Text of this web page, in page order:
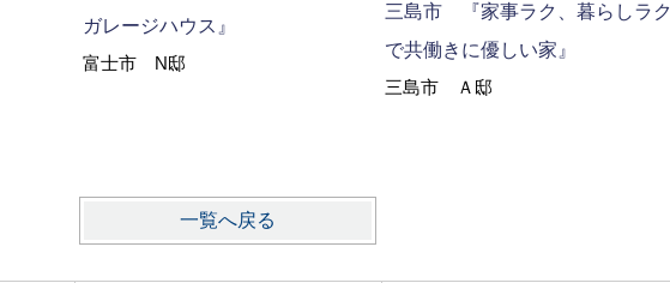
ガレージハウス』
富士市 N邸
三島市 『家事ラク、暮らしラク
で共働きに優しい家』
三島市 Ａ邸
一覧へ戻る